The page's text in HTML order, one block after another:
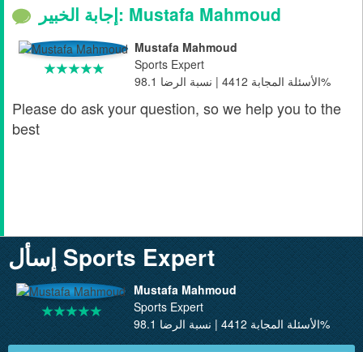
إجابة الخبير: Mustafa Mahmoud
Mustafa Mahmoud
Sports Expert
الأسئلة المجابة 4412 | نسبة الرضا 98.1%
Please do ask your question, so we help you to the
best
إسأل Sports Expert
Mustafa Mahmoud
Sports Expert
الأسئلة المجابة 4412 | نسبة الرضا 98.1%